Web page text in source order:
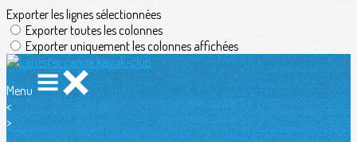
Exporter les lignes sélectionnées
Exporter toutes les colonnes
Exporter uniquement les colonnes affichées
Menu
<
>